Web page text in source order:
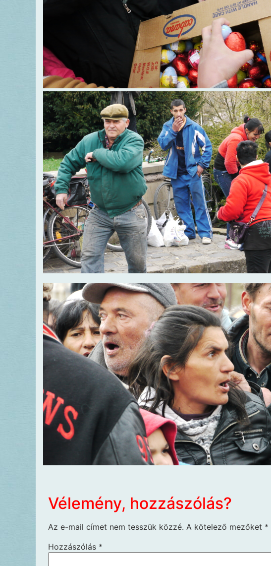
Vélemény, hozzászólás?
Az e-mail címet nem tesszük közzé. A kötelező mezőket *
Hozzászólás *